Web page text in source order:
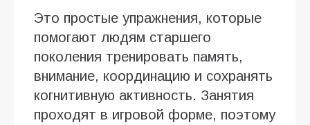
Это простые упражнения, которые
помогают людям старшего
поколения тренировать память,
внимание, координацию и сохранять
когнитивную активность. Занятия
проходят в игровой форме, поэтому